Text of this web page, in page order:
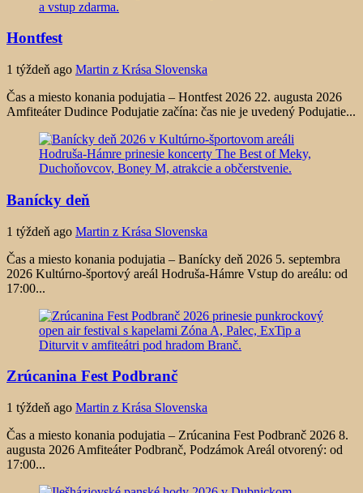
Hontfest
1 týždeň ago Martin z Krása Slovenska
Čas a miesto konania podujatia – Hontfest 2026 22. augusta 2026
Amfiteáter Dudince Podujatie začína: čas nie je uvedený Podujatie...
Banícky deň
1 týždeň ago Martin z Krása Slovenska
Čas a miesto konania podujatia – Banícky deň 2026 5. septembra
2026 Kultúrno-športový areál Hodruša-Hámre Vstup do areálu: od
17:00...
Zrúcanina Fest Podbranč
1 týždeň ago Martin z Krása Slovenska
Čas a miesto konania podujatia – Zrúcanina Fest Podbranč 2026 8.
augusta 2026 Amfiteáter Podbranč, Podzámok Areál otvorený: od
17:00...